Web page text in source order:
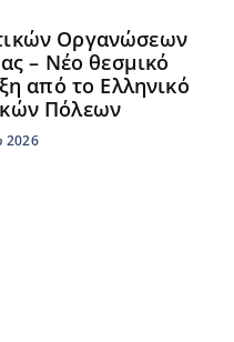
Οργανώσεων
– Νέο θεσμικό
από το Ελληνικό
Πόλεων
2026